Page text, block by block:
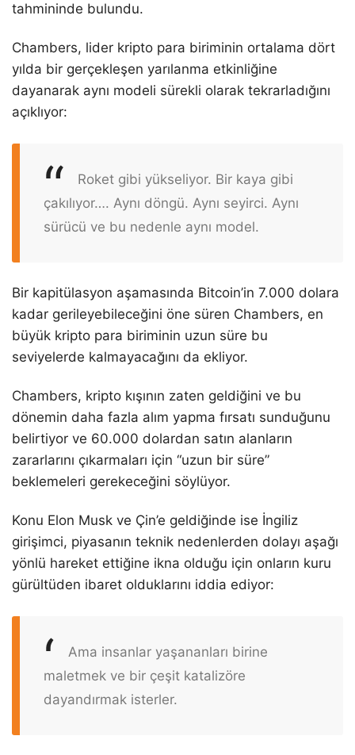
tahmininde bulundu.
Chambers, lider kripto para biriminin ortalama dört
yılda bir gerçekleşen yarılanma etkinliğine
dayanarak aynı modeli sürekli olarak tekrarladığını
açıklıyor:
Roket gibi yükseliyor. Bir kaya gibi
çakılıyor…. Aynı döngü. Aynı seyirci. Aynı
sürücü ve bu nedenle aynı model.
Bir kapitülasyon aşamasında Bitcoin’in 7.000 dolara
kadar gerileyebileceğini öne süren Chambers, en
büyük kripto para biriminin uzun süre bu
seviyelerde kalmayacağını da ekliyor.
Chambers, kripto kışının zaten geldiğini ve bu
dönemin daha fazla alım yapma fırsatı sunduğunu
belirtiyor ve 60.000 dolardan satın alanların
zararlarını çıkarmaları için “uzun bir süre”
beklemeleri gerekeceğini söylüyor.
Konu Elon Musk ve Çin’e geldiğinde ise İngiliz
girişimci, piyasanın teknik nedenlerden dolayı aşağı
yönlü hareket ettiğine ikna olduğu için onların kuru
gürültüden ibaret olduklarını iddia ediyor:
Ama insanlar yaşananları birine
maletmek ve bir çeşit katalizöre
dayandırmak isterler.